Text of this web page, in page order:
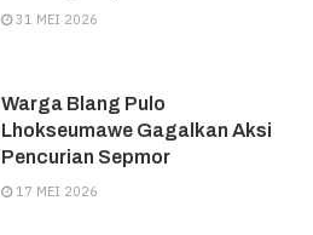
31 MEI 2026
Warga Blang Pulo
Lhokseumawe Gagalkan Aksi
Pencurian Sepmor
17 MEI 2026